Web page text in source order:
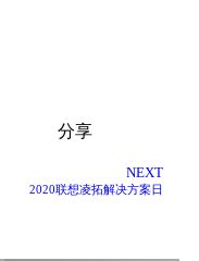
分享
NEXT
2020联想凌拓解决方案日